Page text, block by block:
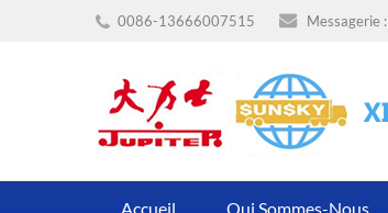
0086-13666007515 Messagerie :
Accueil Qui Sommes-Nous